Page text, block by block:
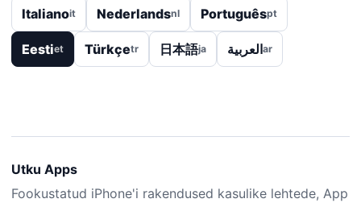
Italianoit Nederlandsnl Portuguêspt
Eestiet Türkçetr 日本語ja العربيةar
Utku Apps
Fookustatud iPhone'i rakendused kasulike lehtede, App